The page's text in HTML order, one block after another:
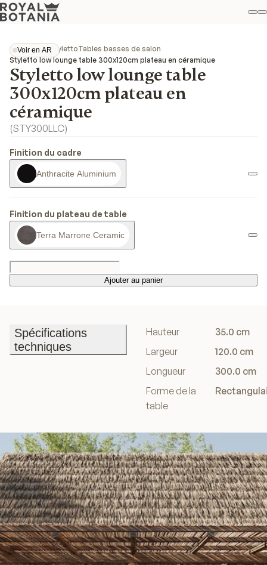
Voir en AR
Voir en AR
CollectionsStylettoTables basses de salon
Styletto low lounge table 300x120cm plateau en céramique
Styletto low lounge table
300x120cm plateau en
céramique
(STY300LLC)
Finition du cadre
Anthracite Aluminium
Finition du plateau de table
Terra Marrone Ceramic
Ajouter au panier
Ajouter au panier
Spécifications
techniques
Hauteur
35.0 cm
Largeur
120.0 cm
Longueur
300.0 cm
Forme de la
table